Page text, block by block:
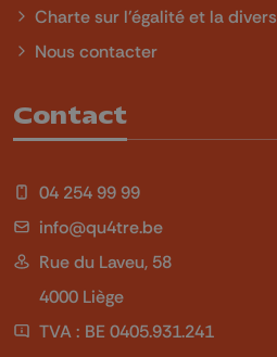
Charte sur l'égalité et la
Nous contacter
Contact
04 254 99 99
info@qu4tre.be
Rue du Laveu, 58
4000 Liège
TVA : BE 0405.931.241